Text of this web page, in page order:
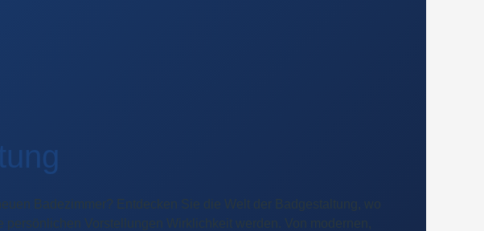
Badezimmer? Entdecken Sie die Welt der Badgestaltung, wo
persönlichen Vorstellungen Wirklichkeit werden. Von modernen,